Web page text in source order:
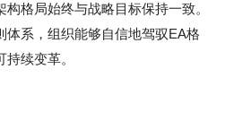
格局始终与战略目标保持一致。
体系，组织能够自信地驾驭EA格
续变革。